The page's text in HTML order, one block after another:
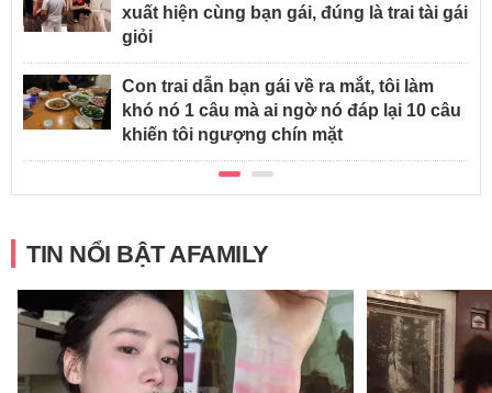
xuất hiện cùng bạn gái, đúng là trai tài gái
giỏi
Con trai dẫn bạn gái về ra mắt, tôi làm
khó nó 1 câu mà ai ngờ nó đáp lại 10 câu
khiến tôi ngượng chín mặt
TIN NỔI BẬT AFAMILY